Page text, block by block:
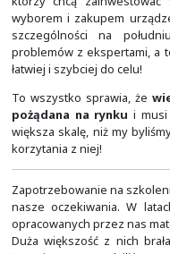
Cisco Systems
technicznego TAC
(Europe, the Middle
przez ten czas do już
Sprawia to, że jest
którzy chcą
wyborem i zakupem
szczególności na
problemów z
łatwiej i szybciej do